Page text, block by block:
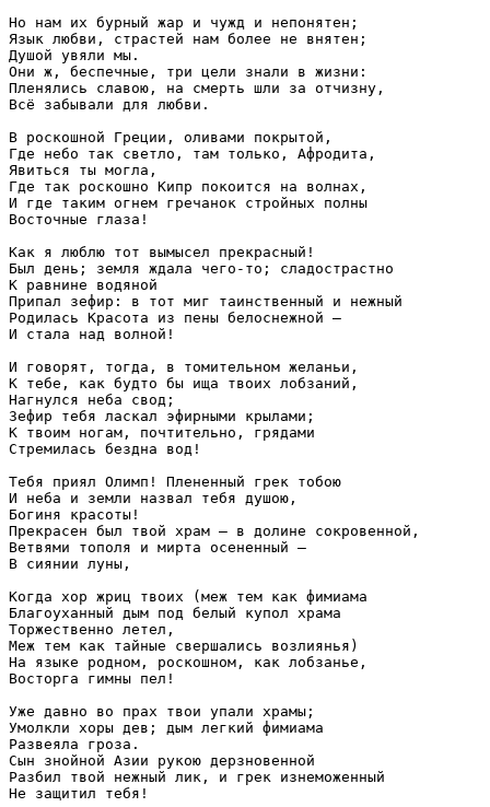
Но нам их бурный жар и чужд и непонятен;
Язык любви, страстей нам более не внятен;
Душой увяли мы.
Они ж, беспечные, три цели знали в жизни:
Пленялись славою, на смерть шли за отчизну,
Всё забывали для любви.
В роскошной Греции, оливами покрытой,
Где небо так светло, там только, Афродита,
Явиться ты могла,
Где так роскошно Кипр покоится на волнах,
И где таким огнем гречанок стройных полны
Восточные глаза!
Как я люблю тот вымысел прекрасный!
Был день; земля ждала чего-то; сладострастно
К равнине водяной
Припал зефир: в тот миг таинственный и нежный
Родилась Красота из пены белоснежной —
И стала над волной!
И говорят, тогда, в томительном желаньи,
К тебе, как будто бы ища твоих лобзаний,
Нагнулся неба свод;
Зефир тебя ласкал эфирными крылами;
К твоим ногам, почтительно, грядами
Стремилась бездна вод!
Тебя приял Олимп! Плененный грек тобою
И неба и земли назвал тебя душою,
Богиня красоты!
Прекрасен был твой храм — в долине сокровенной,
Ветвями тополя и мирта осененный —
В сиянии луны,
Когда хор жриц твоих (меж тем как фимиама
Благоуханный дым под белый купол храма
Торжественно летел,
Меж тем как тайные свершались возлиянья)
На языке родном, роскошном, как лобзанье,
Восторга гимны пел!
Уже давно во прах твои упали храмы;
Умолкли хоры дев; дым легкий фимиама
Развеяла гроза.
Сын знойной Азии рукою дерзновенной
Разбил твой нежный лик, и грек изнеможенный
Не защитил тебя!